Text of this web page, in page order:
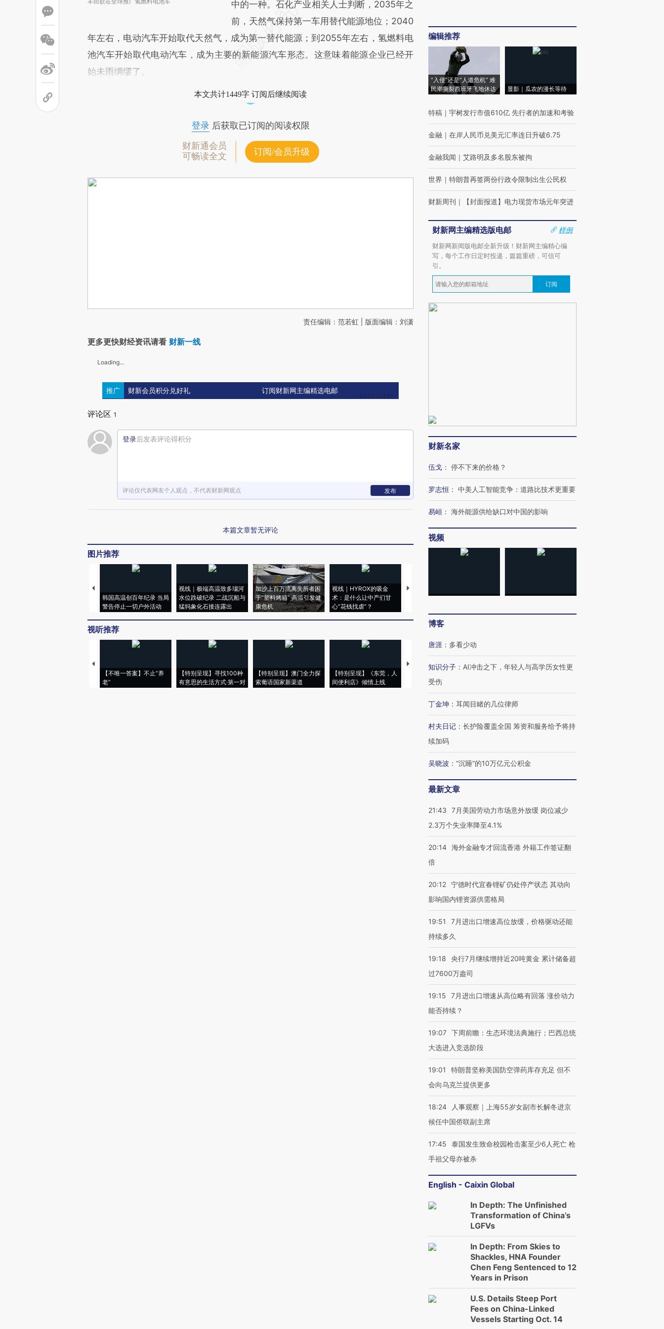
中的一种。石化产业相关人士判断，2035年之
前，天然气保持第一车用替代能源地位；2040
年左右，电动汽车开始取代天然气，成为第一替代能源；到2055年左右，氢燃料电
池汽车开始取代电动汽车，成为主要的新能源汽车形态。这意味着能源企业已经开
始未雨绸缪了。
本文共计1449字 订阅后继续阅读
登录后获取已订阅的阅读权限
财新通会员
可畅读全文
订阅/会员升级
责任编辑：范若虹 | 版面编辑：刘潇
更多更快财经资讯请看 财新一线
Loading...
推广 财新会员积分兑好礼 订阅财新网主编精选电邮
评论区 1
登录后发表评论得积分
评论仅代表网友个人观点，不代表财新网观点 发布
本篇文章暂无评论
图片推荐
韩国高温创百年纪录 当局
警告停止一切户外活动
视线｜极端高温致多瑙河
水位跌破纪录 二战沉船与
猛犸象化石接连露出
加沙上百万流离失所者困
于“塑料烤箱” 高温引发健
康危机
视线｜HYROX的吸金
术：是什么让中产们甘
心“花钱找虐”？
马航飞行员跨国走私7万
粒摇头丸 尿检体内含3种
度Z世代 用街头抗争将教
机”？难民潮撕裂西班牙
视听推荐
【不唯一答案】不止“养
老”
【特别呈现】寻找100种
有意思的生活方式·第一对
【特别呈现】澳门全力探
索葡语国家新渠道
【特别呈现】《东莞，人
间便利店》倾情上线
【推广】走进第四届链博
【商旅对话】华住集团
编辑推荐
“入侵”还是“人道危机” 难
民潮撕裂西班牙飞地休达
显影｜瓜农的漫长等待
特稿 ｜ 宇树发行市值610亿 先行者的加速和考验
金融 ｜ 在岸人民币兑美元汇率连日升破6.75
金融我闻 ｜ 艾路明及多名股东被拘
世界 ｜ 特朗普再签两份行政令限制出生公民权
财新周刊 ｜ 【封面报道】电力现货市场元年突进
财新网主编精选版电邮
样例
财新网新闻版电邮全新升级！财新网主编精心编
写，每个工作日定时投递，篇篇重磅，可信可
引。
订阅
财新名家
伍戈 ： 停不下来的价格？
罗志恒 ： 中美人工智能竞争：道路比技术更重要
易峘 ： 海外能源供给缺口对中国的影响
视频
博客
唐涯 ： 多看少动
知识分子 ： AI冲击之下，年轻人与高学历女性更
受伤
丁金坤 ： 耳闻目睹的几位律师
村夫日记 ： 长护险覆盖全国 筹资和服务给予将持
续加码
吴晓波 ： “沉睡”的10万亿元公积金
最新文章
21:43
7月美国劳动力市场意外放缓 岗位减少
2.3万个失业率降至4.1%
20:14 海外金融专才回流香港 外籍工作签证翻
倍
20:12 宁德时代宜春锂矿仍处停产状态 其动向
影响国内锂资源供需格局
19:51
7月进出口增速高位放缓，价格驱动还能
持续多久
19:18
央行7月继续增持近20吨黄金 累计储备超
过7600万盎司
19:15
7月进出口增速从高位略有回落 涨价动力
能否持续？
19:07 下周前瞻：生态环境法典施行；巴西总统
大选进入竞选阶段
19:01
特朗普坚称美国防空弹药库存充足 但不
会向乌克兰提供更多
18:24
人事观察｜上海55岁女副市长解冬进京
候任中国侨联副主席
17:45
泰国发生致命校园枪击案至少6人死亡 枪
手祖父母亦被杀
English - Caixin Global
In Depth: The Unfinished
Transformation of China’s
LGFVs
In Depth: From Skies to
Shackles, HNA Founder
Chen Feng Sentenced to 12
Years in Prison
U.S. Details Steep Port
Fees on China-Linked
Vessels Starting Oct. 14